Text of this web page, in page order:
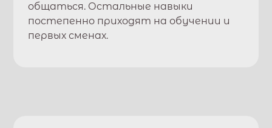
общаться. Остальные навыки
постепенно приходят на обучении и
первых сменах.